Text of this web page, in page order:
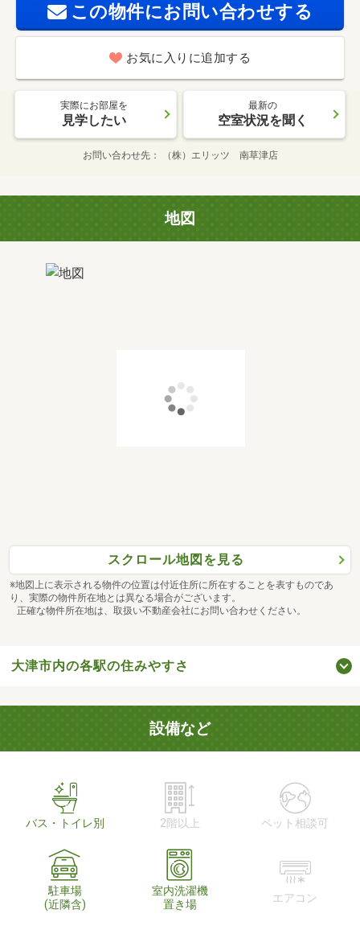
この物件にお問い合わせする
お気に入りに追加する
実際にお部屋を
見学したい
最新の
空室状況を聞く
お問い合わせ先 （株）エリッツ 南草津店
地図
スクロール地図を見る
※地図上に表示される物件の位置は付近住所に所在することを表すものであ
り、実際の物件所在地とは異なる場合がございます。
正確な物件所在地は、取扱い不動産会社にお問い合わせください。
大津市内の各駅の住みやすさ
設備など
バス・トイレ別 2階以上 ペット相談可
駐車場
(近隣含)
室内洗濯機
置き場
エアコン